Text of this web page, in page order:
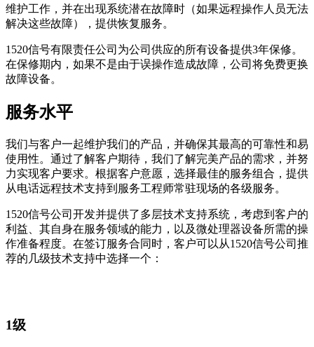
维护工作，并在出现系统潜在故障时（如果远程操作人员无法
解决这些故障），提供恢复服务。
1520信号有限责任公司为公司供应的所有设备提供3年保修。
在保修期内，如果不是由于误操作造成故障，公司将免费更换
故障设备。
服务水平
我们与客户一起维护我们的产品，并确保其最高的可靠性和易
使用性。通过了解客户期待，我们了解完美产品的需求，并努
力实现客户要求。根据客户意愿，选择最佳的服务组合，提供
从电话远程技术支持到服务工程师常驻现场的各级服务。
1520信号公司开发并提供了多层技术支持系统，考虑到客户的
利益、其自身在服务领域的能力，以及微处理器设备所需的操
作准备程度。在签订服务合同时，客户可以从1520信号公司推
荐的几级技术支持中选择一个：
1级